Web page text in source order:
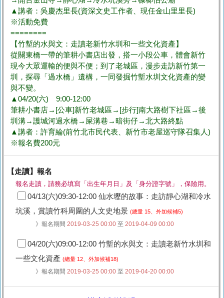
▲講者：吳慶杰里長(資深文史工作者、現任金山里里長)
※活動免費
========
【竹塹的水與文：走讀老新竹水圳和一些文化資產】
從關東橋一帶的筆耕小書店出發，搭一小段公車，體會新竹
現今大眾運輸的便與不便；到了老城區，漫步走訪新竹第一
圳，探尋「過水橋」遺構，一同發掘竹塹水圳文化資產的變
與不變。
▲04/20(六) 9:00-12:00
筆耕小書店→[公車]新竹老城區→[步行]南大路樹下社區→後
圳溝→護城河過水橋→屎溝巷→暗街仔→北大路終點
▲講者：許育綸(前竹北市民代表、新竹市老屋巡守隊召集人)
※報名費200元
【走讀】報名
報名走讀，請務必填寫「出生年月日」及「身分證字號」，保險用。
04/13(六)09:30-12:00 仙水壢的故事：走訪靜心湖和冷水
坑溪，賞讀竹科周圍的人文史地景 (總量 15、外加候補5)
》報名期間 2019-03-25 00:00 至 2019-04-09 00:00
04/20(六)09:00-12:00 竹塹的水與文：走讀老新竹水圳和
一些文化資產 (總量 12、外加候補18)
》報名期間 2019-03-25 00:00 至 2019-04-20 00:00